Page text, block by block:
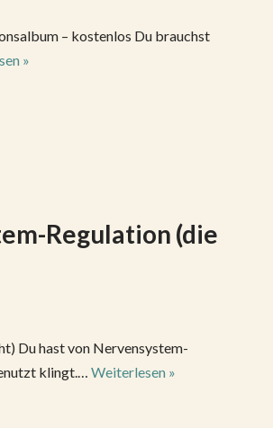
– kostenlos Du brauchst
»
Regulation (die
Du hast von Nervensystem-
klingt.… Weiterlesen »